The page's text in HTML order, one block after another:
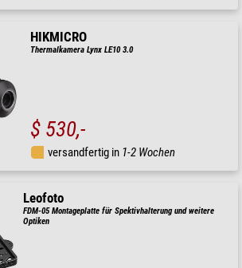
HIKMICRO
Thermalkamera Lynx LE10 3.0
$ 530,-
versandfertig in 1-2 Wochen
Leofoto
FDM-05 Montageplatte für Spektivhalterung und weitere
Optiken